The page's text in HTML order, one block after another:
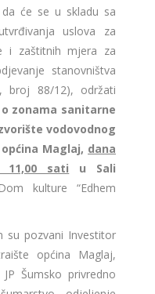
će se u skladu sa
uslova za
i zaštitnih mjera za
stanovništva
broj 88/12), održati
zonama sanitarne
vodovodnog
Maglaj, dana
11,00 sati u Sali
kulture “Edhem
su pozvani Investitor
općina Maglaj,
Šumsko privredno